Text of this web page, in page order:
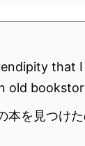
that
old
本を見つけ